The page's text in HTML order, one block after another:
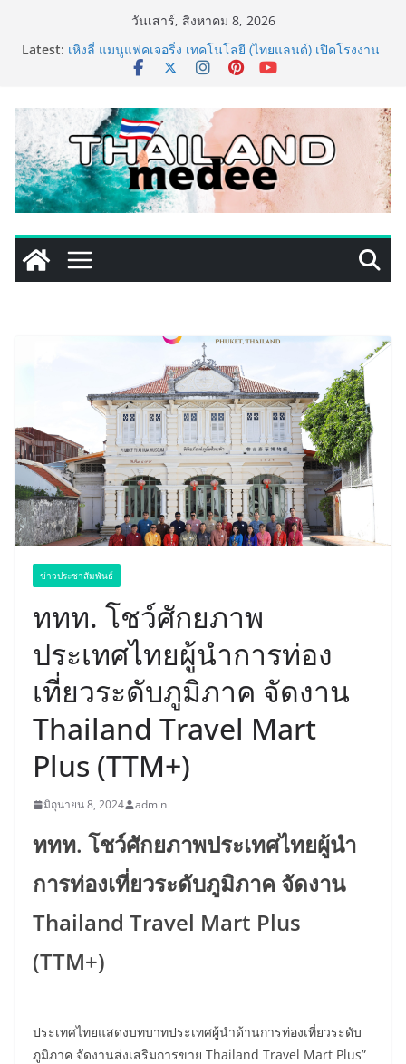
วันเสาร์, สิงหาคม 8, 2026
Latest: เหิงลี่ แมนูแฟคเจอริ่ง เทคโนโลยี (ไทยแลนด์) เปิดโรงงาน
แห่งใหม่ในชลบุรี เดินหน้าขยายฐานการผลิตสู่เอเชียตะวัน
TECNO ประกาศทรานส์ฟอร์มจากเกมมิ่งโฟน สู่ไลฟ์สไตล์
แฟชั่นไอเท็ม เสิร์ฟใหญ่ปักหมุดแลนมาร์คใหม่กลางสถานี
MRT วาง POVA 8 Series จุดเริ่มต้นครั้งสำคัญ
PIPPER STANDARD® เปิดตัวแชมพูอาบน้ำ และ โฟมอาบ
แห้งสัตว์เลี้ยง ชูนวัตกรรมพลังธรรมชาติ “Zero-Residue”
เลียขนได้ ปลอดภัย ไร้สารตกค้าง
เริ่มแล้ว! อ.ต.ก.แฟร์ 4 ภาค @ภาคกลาง “มนต์เสน่ห์เกษตร
ไทย สู่ใจกลางมหานคร” ชวนชิม ช้อป สินค้าเกษตร
คุณภาพจากทั่วไทย วันนี้ – 8 สิงหาคมนี้ ณ ลานคนเมือง
ททท. ประกาศความสำเร็จ Village to the World Season
5 ผนึก 9 พันธมิตร ขับเคลื่อน ESG Tourism สืบสานพระ
ข่าวประชาสัมพันธ์
ททท. โชว์ศักยภาพ
ประเทศไทยผู้นำการท่อง
เที่ยวระดับภูมิภาค จัดงาน
Thailand Travel Mart
Plus (TTM+)
มิถุนายน 8, 2024 admin
ททท. โชว์ศักยภาพประเทศไทยผู้นำ
การท่องเที่ยวระดับภูมิภาค จัดงาน
Thailand Travel Mart Plus
(TTM+)
ประเทศไทยแสดงบทบาทประเทศผู้นำด้านการท่องเที่ยวระดับ
ภูมิภาค จัดงานส่งเสริมการขาย Thailand Travel Mart Plus”